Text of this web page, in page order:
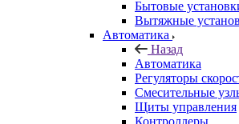
Бытовые
Вытяжные
Автоматика
Назад
Автоматика
Регуляторы
Смесительные
Щиты управления
Контроллеры